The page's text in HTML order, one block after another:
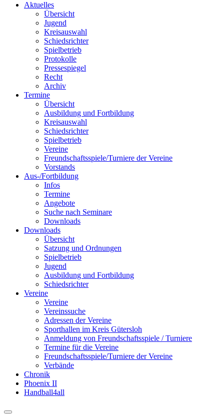
Aktuelles
Übersicht
Jugend
Kreisauswahl
Schiedsrichter
Spielbetrieb
Protokolle
Pressespiegel
Recht
Archiv
Termine
Übersicht
Ausbildung und Fortbildung
Kreisauswahl
Schiedsrichter
Spielbetrieb
Vereine
Freundschaftsspiele/Turniere der Vereine
Vorstands
Aus-/Fortbildung
Infos
Termine
Angebote
Suche nach Seminare
Downloads
Downloads
Übersicht
Satzung und Ordnungen
Spielbetrieb
Jugend
Ausbildung und Fortbildung
Schiedsrichter
Vereine
Vereine
Vereinssuche
Adressen der Vereine
Sporthallen im Kreis Gütersloh
Anmeldung von Freundschaftsspiele / Turniere
Termine für die Vereine
Freundschaftsspiele/Turniere der Vereine
Verbände
Chronik
Phoenix II
Handball4all